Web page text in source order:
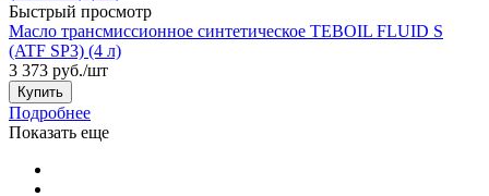
Быстрый просмотр
Масло трансмиссионное синтетическое TEBOIL FLUID S
(ATF SP3) (4 л)
3 373 руб./шт
Купить
Подробнее
Показать еще